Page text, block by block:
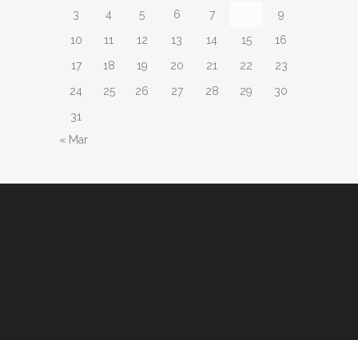
3
4 5 6 7
9
10
11 12 13 14 15
16
17
18 19 20 21 22
23
24
25 26 27 28 29
30
31
« Mar